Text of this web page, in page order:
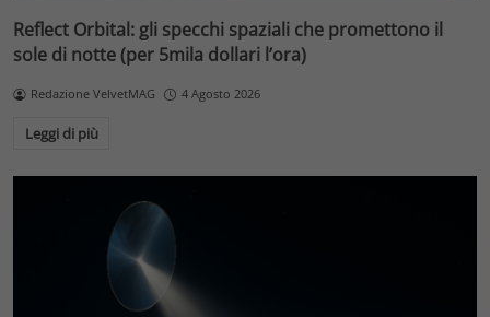
Reflect Orbital: gli specchi spaziali che promettono il
sole di notte (per 5mila dollari l’ora)
Redazione VelvetMAG 4 Agosto 2026
Leggi di più